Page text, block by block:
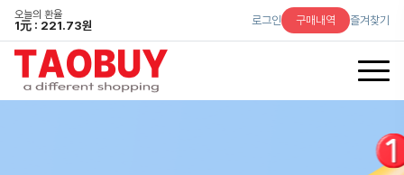
오늘의 환율
1元 : 221.73원 로그인 구매내역 즐겨찾기